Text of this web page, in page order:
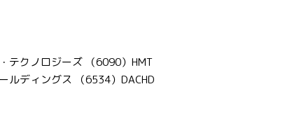
テクノロジーズ （6090）HMT
ルディングス （6534）DACHD